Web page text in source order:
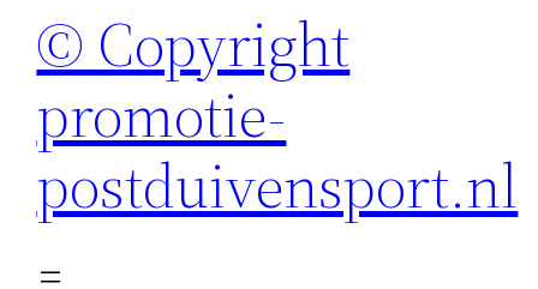
© Copyright
promotie-
postduivensport.nl